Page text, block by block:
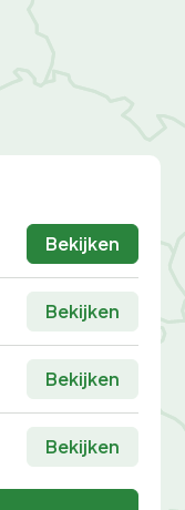
Bekijken
Bekijken
Bekijken
Bekijken